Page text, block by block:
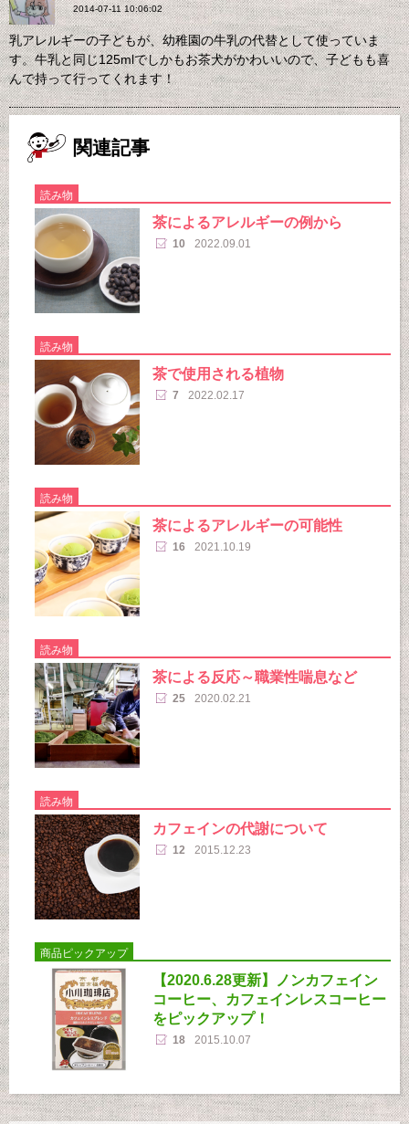
2014-07-11 10:06:02
乳アレルギーの子どもが、幼稚園の牛乳の代替として使っていま
す。牛乳と同じ125mlでしかもお茶犬がかわいいので、子どもも喜
んで持って行ってくれます！
関連記事
読み物
茶によるアレルギーの例から
10 2022.09.01
読み物
茶で使用される植物
7 2022.02.17
読み物
茶によるアレルギーの可能性
16 2021.10.19
読み物
茶による反応～職業性喘息など
25 2020.02.21
読み物
カフェインの代謝について
12 2015.12.23
商品ピックアップ
【2020.6.28更新】ノンカフェイン
コーヒー、カフェインレスコーヒー
をピックアップ！
18 2015.10.07